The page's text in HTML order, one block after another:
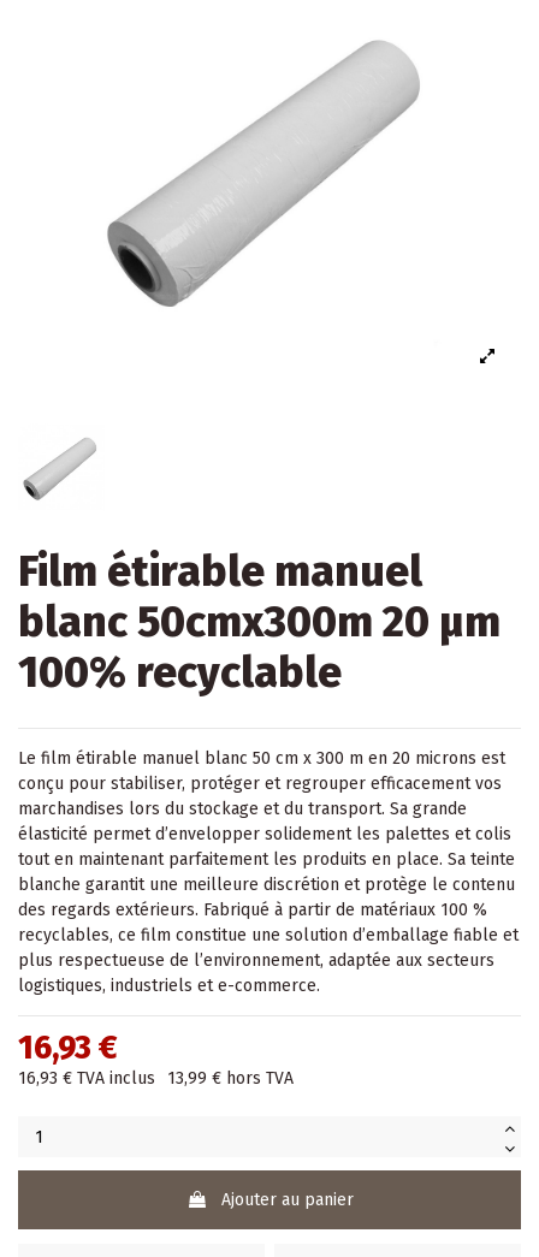
Film étirable manuel
blanc 50cmx300m 20 µm
100% recyclable
Le film étirable manuel blanc 50 cm x 300 m en 20 microns est
conçu pour stabiliser, protéger et regrouper efficacement vos
marchandises lors du stockage et du transport. Sa grande
élasticité permet d’envelopper solidement les palettes et colis
tout en maintenant parfaitement les produits en place. Sa teinte
blanche garantit une meilleure discrétion et protège le contenu
des regards extérieurs. Fabriqué à partir de matériaux 100 %
recyclables, ce film constitue une solution d’emballage fiable et
plus respectueuse de l’environnement, adaptée aux secteurs
logistiques, industriels et e-commerce.
16,93 €
16,93 € TVA inclus 13,99 € hors TVA
Ajouter au panier